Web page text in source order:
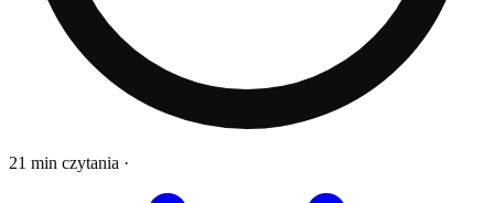
21 min czytania ·